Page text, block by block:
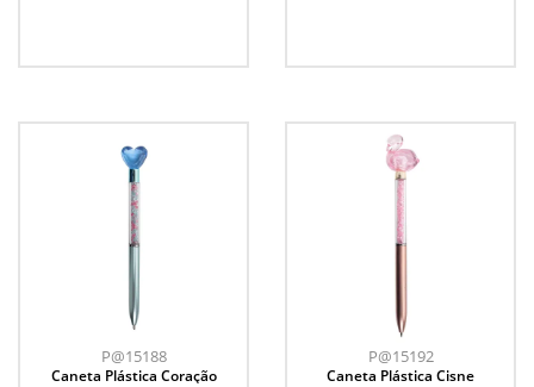
P@15188
Caneta Plástica Coração
P@15192
Caneta Plástica Cisne